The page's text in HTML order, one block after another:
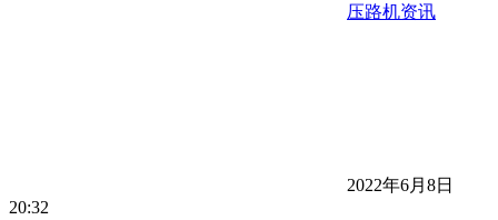
压路机资讯
2022年6月8日
20:32